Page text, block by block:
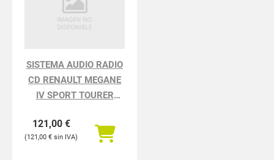
SISTEMA AUDIO RADIO
CD RENAULT MEGANE
IV SPORT TOURER
121,00 €
121,00 €